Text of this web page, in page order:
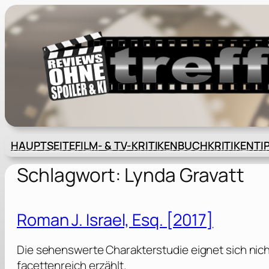
Zum
Inhalt
springen
HAUPTSEITEFILM- & TV-KRITIKENBUCHKRITIKEN
Schlagwort: Lynda Gravatt
Roman J. Israel, Esq. [2017]
Die sehenswerte Charakterstudie eignet sich
facettenreich erzählt.